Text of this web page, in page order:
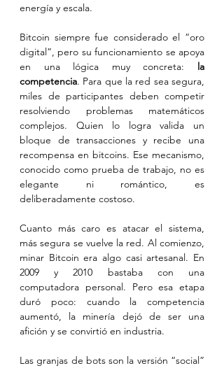
energía y escala.
Bitcoin siempre fue considerado el “oro
digital”, pero su funcionamiento se apoya
en una lógica muy concreta: la
competencia. Para que la red sea segura,
miles de participantes deben competir
resolviendo problemas matemáticos
complejos. Quien lo logra valida un
bloque de transacciones y recibe una
recompensa en bitcoins. Ese mecanismo,
conocido como prueba de trabajo, no es
elegante ni romántico, es
deliberadamente costoso.
Cuanto más caro es atacar el sistema,
más segura se vuelve la red. Al comienzo,
minar Bitcoin era algo casi artesanal. En
2009 y 2010 bastaba con una
computadora personal. Pero esa etapa
duró poco: cuando la competencia
aumentó, la minería dejó de ser una
afición y se convirtió en industria.
Las granjas de bots son la versión “social”